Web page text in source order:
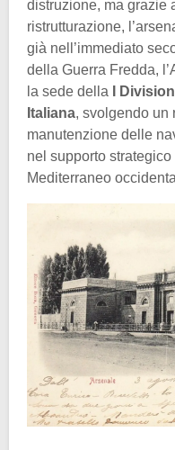
distruzione, ma grazie
ristrutturazione,
già nell’immediato
della Guerra Fredda,
la sede della
I
Italiana, svolgendo un
manutenzione delle
nel supporto
Mediterraneo